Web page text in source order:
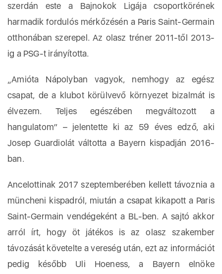
szerdán este a Bajnokok Ligája csoportkörének
harmadik fordulós mérkőzésén a Paris Saint-Germain
otthonában szerepel. Az olasz tréner 2011-től 2013-
ig a PSG-t irányította.
„Amióta Nápolyban vagyok, nemhogy az egész
csapat, de a klubot körülvevő környezet bizalmát is
élvezem. Teljes egészében megváltozott a
hangulatom” – jelentette ki az 59 éves edző, aki
Josep Guardiolát váltotta a Bayern kispadján 2016-
ban.
Ancelottinak 2017 szeptemberében kellett távoznia a
müncheni kispadról, miután a csapat kikapott a Paris
Saint-Germain vendégeként a BL-ben. A sajtó akkor
arról írt, hogy öt játékos is az olasz szakember
távozását követelte a vereség után, ezt az információt
pedig később Uli Hoeness, a Bayern elnöke